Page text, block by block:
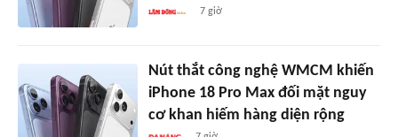
7 giờ
Nút thắt công nghệ WMCM khiến
iPhone 18 Pro Max đối mặt nguy
cơ khan hiếm hàng diện rộng